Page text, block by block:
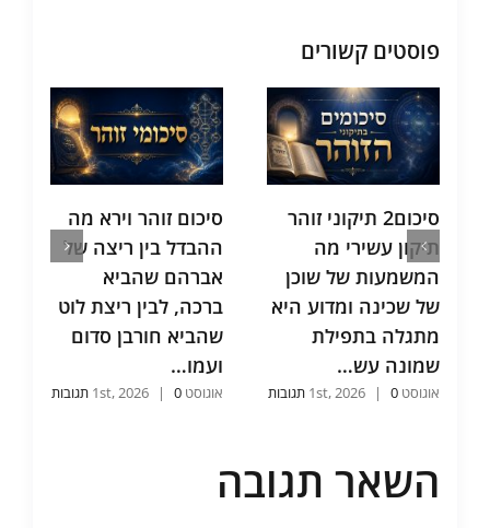
פוסטים קשורים
סיכום2 תיקוני זוהר
תיקון עשירי מה
המשמעות של שוכן
של שכינה ומדוע היא
מתגלה בתפילת
שמונה עש…
אוגוסט 1st, 2026 | 0 תגובות
סיכום זוהר וירא מה
ההבדל בין ריצה של
אברהם שהביא
ברכה, לבין ריצת לוט
שהביא חורבן סדום
ועמו…
אוגוסט 1st, 2026 | 0 תגובות
השאר תגובה